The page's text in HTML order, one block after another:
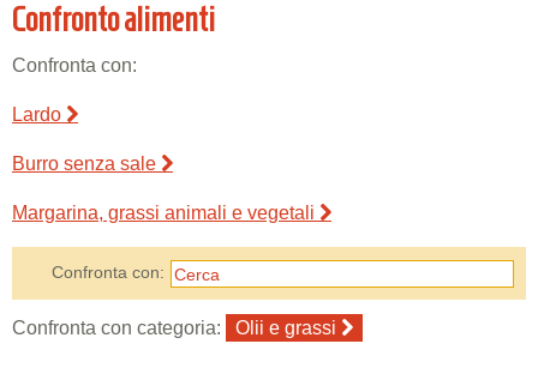
Confronto alimenti
Confronta con:
Lardo
Burro senza sale
Margarina, grassi animali e vegetali
Confronta con:
Confronta con categoria: Olii e grassi